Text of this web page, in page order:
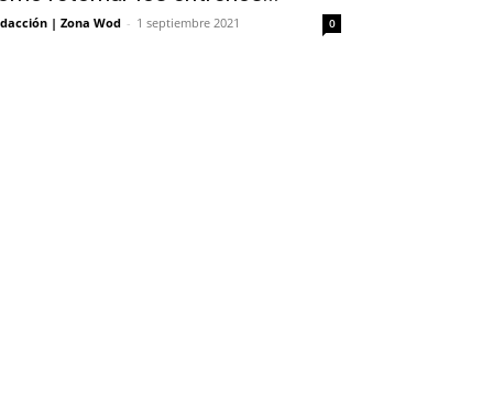
| Zona Wod - 1 septiembre 2021 0